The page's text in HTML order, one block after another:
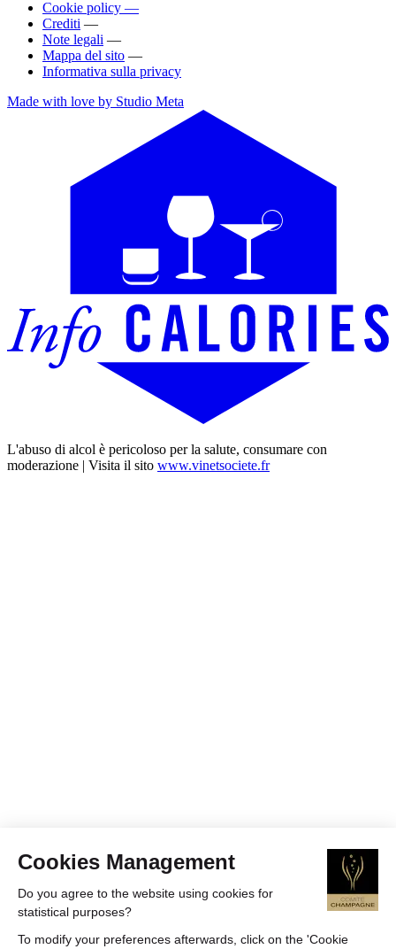
Cookies Management
Do you agree to the website using cookies for
statistical purposes?
To modify your preferences afterwards, click on the 'Cookie
Cookie policy —
Crediti —
Note legali —
Mappa del sito —
Informativa sulla privacy
Made with love by Studio Meta
L'abuso di alcol è pericoloso per la salute, consumare con
moderazione | Visita il sito www.vinetsociete.fr